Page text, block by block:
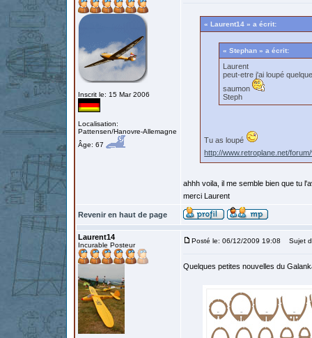
Inscrit le: 15 Mar 2006
Localisation:
Pattensen/Hanovre-Allemagne
Âge: 67
« Laurent14 » a écrit:
« Stephan » a écrit:
Laurent
peut-etre j'ai loupé
saumon
Steph
Tu as loupé
http://www.retroplane.net/
ahhh voila, il me semble bien que tu
merci Laurent
Revenir en haut de page
Laurent14
Incurable Posteur
Posté le: 06/12/2009 19:08 Sujet
Quelques petites nouvelles du